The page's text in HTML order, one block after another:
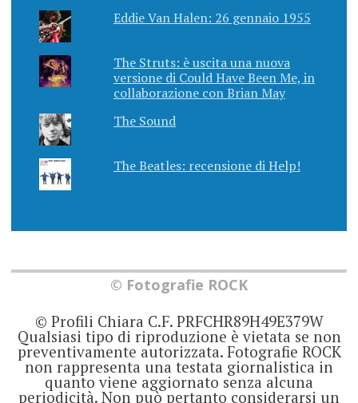
Eddie Van Halen: 26 gennaio 1955
The Struts: è uscita una nuova
versione di Could Have Been Me, in
collaborazione con Brian May
The Sound
The Beatles: recensione di Help!
© Fotografie ROCK
© Profili Chiara C.F. PRFCHR89H49E379W
Qualsiasi tipo di riproduzione è vietata se non
preventivamente autorizzata. Fotografie ROCK
non rappresenta una testata giornalistica in
quanto viene aggiornato senza alcuna
periodicità. Non può pertanto considerarsi un